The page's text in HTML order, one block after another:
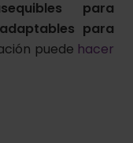
para
para
puede hacer